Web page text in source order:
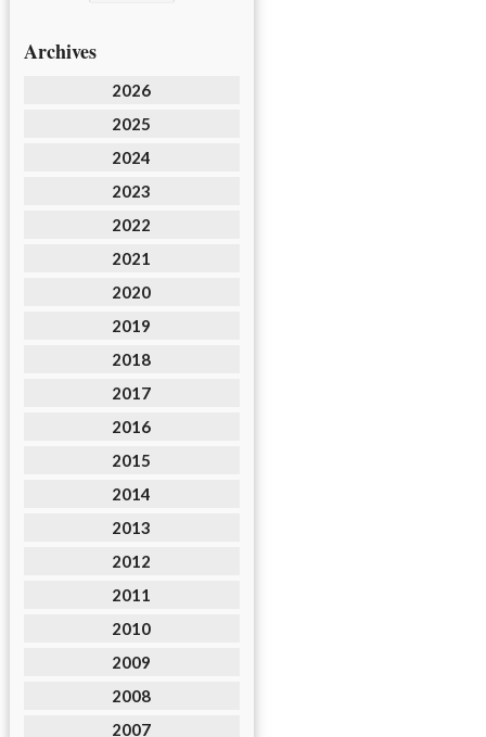
Archives
2026
2025
2024
2023
2022
2021
2020
2019
2018
2017
2016
2015
2014
2013
2012
2011
2010
2009
2008
2007